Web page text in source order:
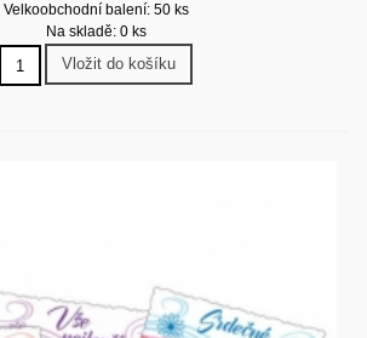
Velkoobchodní balení: 50 ks
Na skladě: 0 ks
Vložit do košíku